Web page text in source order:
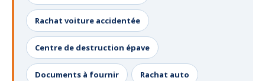
Rachat voiture accidentée
Centre de destruction épave
Documents à fournir Rachat auto